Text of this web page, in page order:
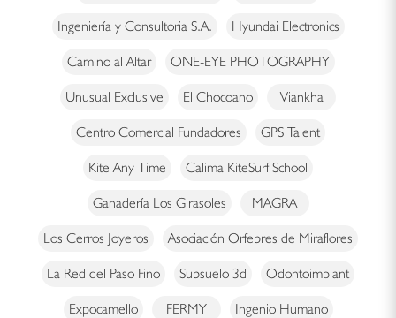
Ingeniería y Consultoria S.A. Hyundai Electronics
Camino al Altar ONE-EYE PHOTOGRAPHY
Unusual Exclusive El Chocoano Viankha
Centro Comercial Fundadores GPS Talent
Kite Any Time Calima KiteSurf School
Ganadería Los Girasoles MAGRA
Los Cerros Joyeros Asociación Orfebres de Miraflores
La Red del Paso Fino Subsuelo 3d Odontoimplant
Expocamello FERMY Ingenio Humano